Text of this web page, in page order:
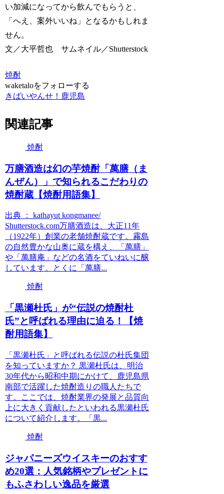
い加減になってから飲んでもらうと、
「へえ、案外いいね」となるかもしれま
せん。
文／大平哲也 サムネイル／Shutterstock
焼酎
waketaloをフォローする
きばいやんせ！鹿児島
関連記事
焼酎
万膳酒造は幻の芋焼酎「萬膳（ま
んぜん）」で知られるこだわりの
焼酎蔵【焼酎用語集】
出典 ： kathayut kongmanee/
Shutterstock.com万膳酒造は、大正11年
（1922年）創業の老舗焼酎蔵です。霧島
の自然豊かな山奥に蔵を構え、「萬膳」
や「萬膳庵」などの名酒をていねいに醸
しています。とくに「萬膳...
焼酎
「黒瀬杜氏」が“伝説の焼酎杜
氏”と呼ばれる理由に迫る！【焼
酎用語集】
「黒瀬杜氏」と呼ばれる伝説の杜氏集団
を知っていますか？ 黒瀬杜氏は、明治
30年代から昭和中期にかけて、鹿児島県
南部で活躍した焼酎造りの職人たちで
す。ここでは、焼酎業界の発展と品質向
上に大きく貢献したといわれる黒瀬杜氏
について紹介します。「黒...
焼酎
ジャパニーズウイスキーのおすす
め20選：人気銘柄やプレゼントに
もふさわしい逸品を厳選